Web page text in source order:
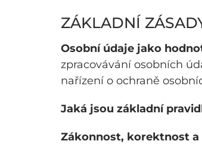
ZÁKLADNÍ
Osobní údaje jako
zpracovávání osobních
nařízení o ochraně
Jaká jsou základní
Zákonnost, korektnost